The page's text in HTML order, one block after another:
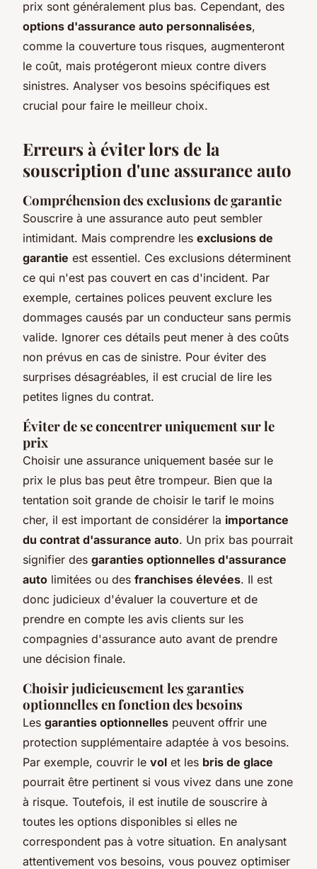
prix sont généralement plus bas. Cependant, des
options d'assurance auto personnalisées,
comme la couverture tous risques, augmenteront
le coût, mais protégeront mieux contre divers
sinistres. Analyser vos besoins spécifiques est
crucial pour faire le meilleur choix.
Erreurs à éviter lors de la
souscription d'une assurance auto
Compréhension des exclusions de garantie
Souscrire à une assurance auto peut sembler
intimidant. Mais comprendre les exclusions de
garantie est essentiel. Ces exclusions déterminent
ce qui n'est pas couvert en cas d'incident. Par
exemple, certaines polices peuvent exclure les
dommages causés par un conducteur sans permis
valide. Ignorer ces détails peut mener à des coûts
non prévus en cas de sinistre. Pour éviter des
surprises désagréables, il est crucial de lire les
petites lignes du contrat.
Éviter de se concentrer uniquement sur le
prix
Choisir une assurance uniquement basée sur le
prix le plus bas peut être trompeur. Bien que la
tentation soit grande de choisir le tarif le moins
cher, il est important de considérer la importance
du contrat d'assurance auto. Un prix bas pourrait
signifier des garanties optionnelles d'assurance
auto limitées ou des franchises élevées. Il est
donc judicieux d'évaluer la couverture et de
prendre en compte les avis clients sur les
compagnies d'assurance auto avant de prendre
une décision finale.
Choisir judicieusement les garanties
optionnelles en fonction des besoins
Les garanties optionnelles peuvent offrir une
protection supplémentaire adaptée à vos besoins.
Par exemple, couvrir le vol et les bris de glace
pourrait être pertinent si vous vivez dans une zone
à risque. Toutefois, il est inutile de souscrire à
toutes les options disponibles si elles ne
correspondent pas à votre situation. En analysant
attentivement vos besoins, vous pouvez optimiser